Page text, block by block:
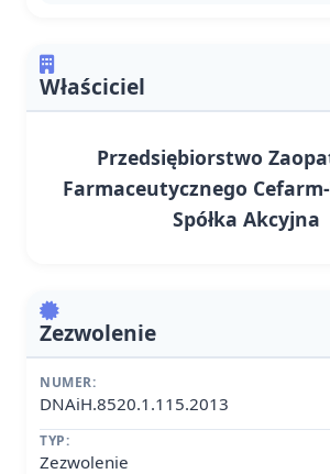
Właściciel
Przedsiębiorstwo
Farmaceutycznego
Spółka Akcyjna
Zezwolenie
NUMER:
DNAiH.8520.1.115.2013
TYP:
Zezwolenie